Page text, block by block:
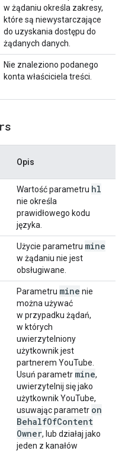
w żądaniu określa zakresy,
które są niewystarczające
do uzyskania dostępu do
żądanych danych.
Nie znaleziono podanego
konta właściciela treści.
Opis
Wartość parametru hl
nie określa
prawidłowego kodu
języka.
Użycie parametru mine
w żądaniu nie jest
obsługiwane.
Parametru mine nie
można używać
w przypadku żądań,
w których
uwierzytelniony
użytkownik jest
partnerem YouTube.
Usuń parametr mine,
uwierzytelnij się jako
użytkownik YouTube,
usuwając parametr on
BehalfOfContent
Owner, lub działaj jako
jeden z kanałów